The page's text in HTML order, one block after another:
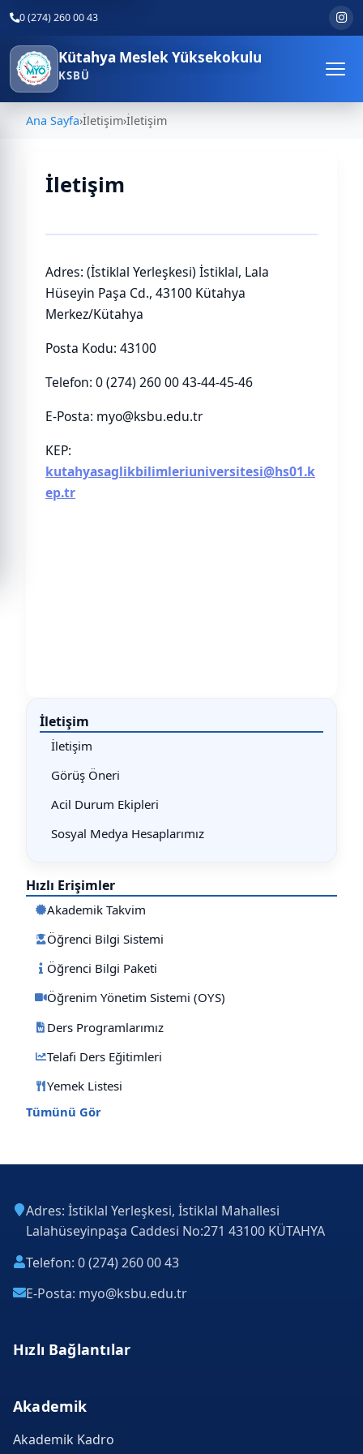
0 (274) 260 00 43
Kütahya Meslek Yüksekokulu
KSBÜ
Ana Sayfa›İletişim›İletişim
İletişim
Adres: (İstiklal Yerleşkesi) İstiklal, Lala
Hüseyin Paşa Cd., 43100 Kütahya
Merkez/Kütahya
Posta Kodu: 43100
Telefon: 0 (274) 260 00 43-44-45-46
E-Posta: myo@ksbu.edu.tr
KEP:
kutahyasaglikbilimleriuniversitesi@hs01.k
ep.tr
İletişim
İletişim
Görüş Öneri
Acil Durum Ekipleri
Sosyal Medya Hesaplarımız
Hızlı Erişimler
Akademik Takvim
Öğrenci Bilgi Sistemi
Öğrenci Bilgi Paketi
Öğrenim Yönetim Sistemi (OYS)
Ders Programlarımız
Telafi Ders Eğitimleri
Yemek Listesi
Tümünü Gör
Adres: İstiklal Yerleşkesi, İstiklal Mahallesi
Lalahüseyinpaşa Caddesi No:271 43100 KÜTAHYA
Telefon: 0 (274) 260 00 43
E-Posta: myo@ksbu.edu.tr
Hızlı Bağlantılar
Akademik
Akademik Kadro